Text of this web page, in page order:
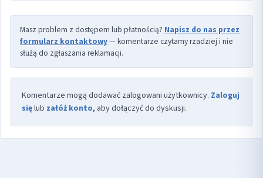
Masz problem z dostępem lub płatnością? Napisz do nas przez
formularz kontaktowy— komentarze czytamy rzadziej i nie
służą do zgłaszania reklamacji.
Komentarze mogą dodawać zalogowani użytkownicy. Zaloguj
sięlub załóż konto, aby dołączyć do dyskusji.